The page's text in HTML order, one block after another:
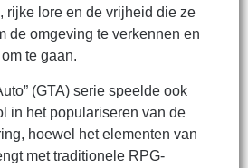
rijke lore en de vrijheid die ze
de omgeving te verkennen en
te gaan.
(GTA) serie speelde ook
in het populariseren van de
hoewel het elementen van
met traditionele RPG-